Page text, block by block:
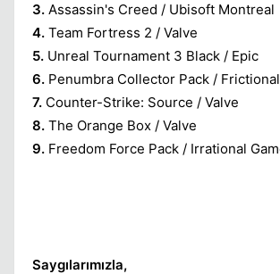
3. Assassin's Creed / Ubisoft Montreal
4. Team Fortress 2 / Valve
5. Unreal Tournament 3 Black / Epic
6. Penumbra Collector Pack /
7. Counter-Strike: Source / Valve
8. The Orange Box / Valve
9. Freedom Force Pack / Irrational
Saygılarımızla,